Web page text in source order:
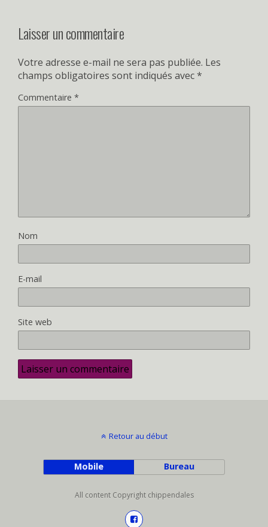
Laisser un commentaire
Votre adresse e-mail ne sera pas publiée. Les
champs obligatoires sont indiqués avec*
Commentaire *
Nom
E-mail
Site web
Retour au début
Mobile Bureau
All content Copyright chippendales